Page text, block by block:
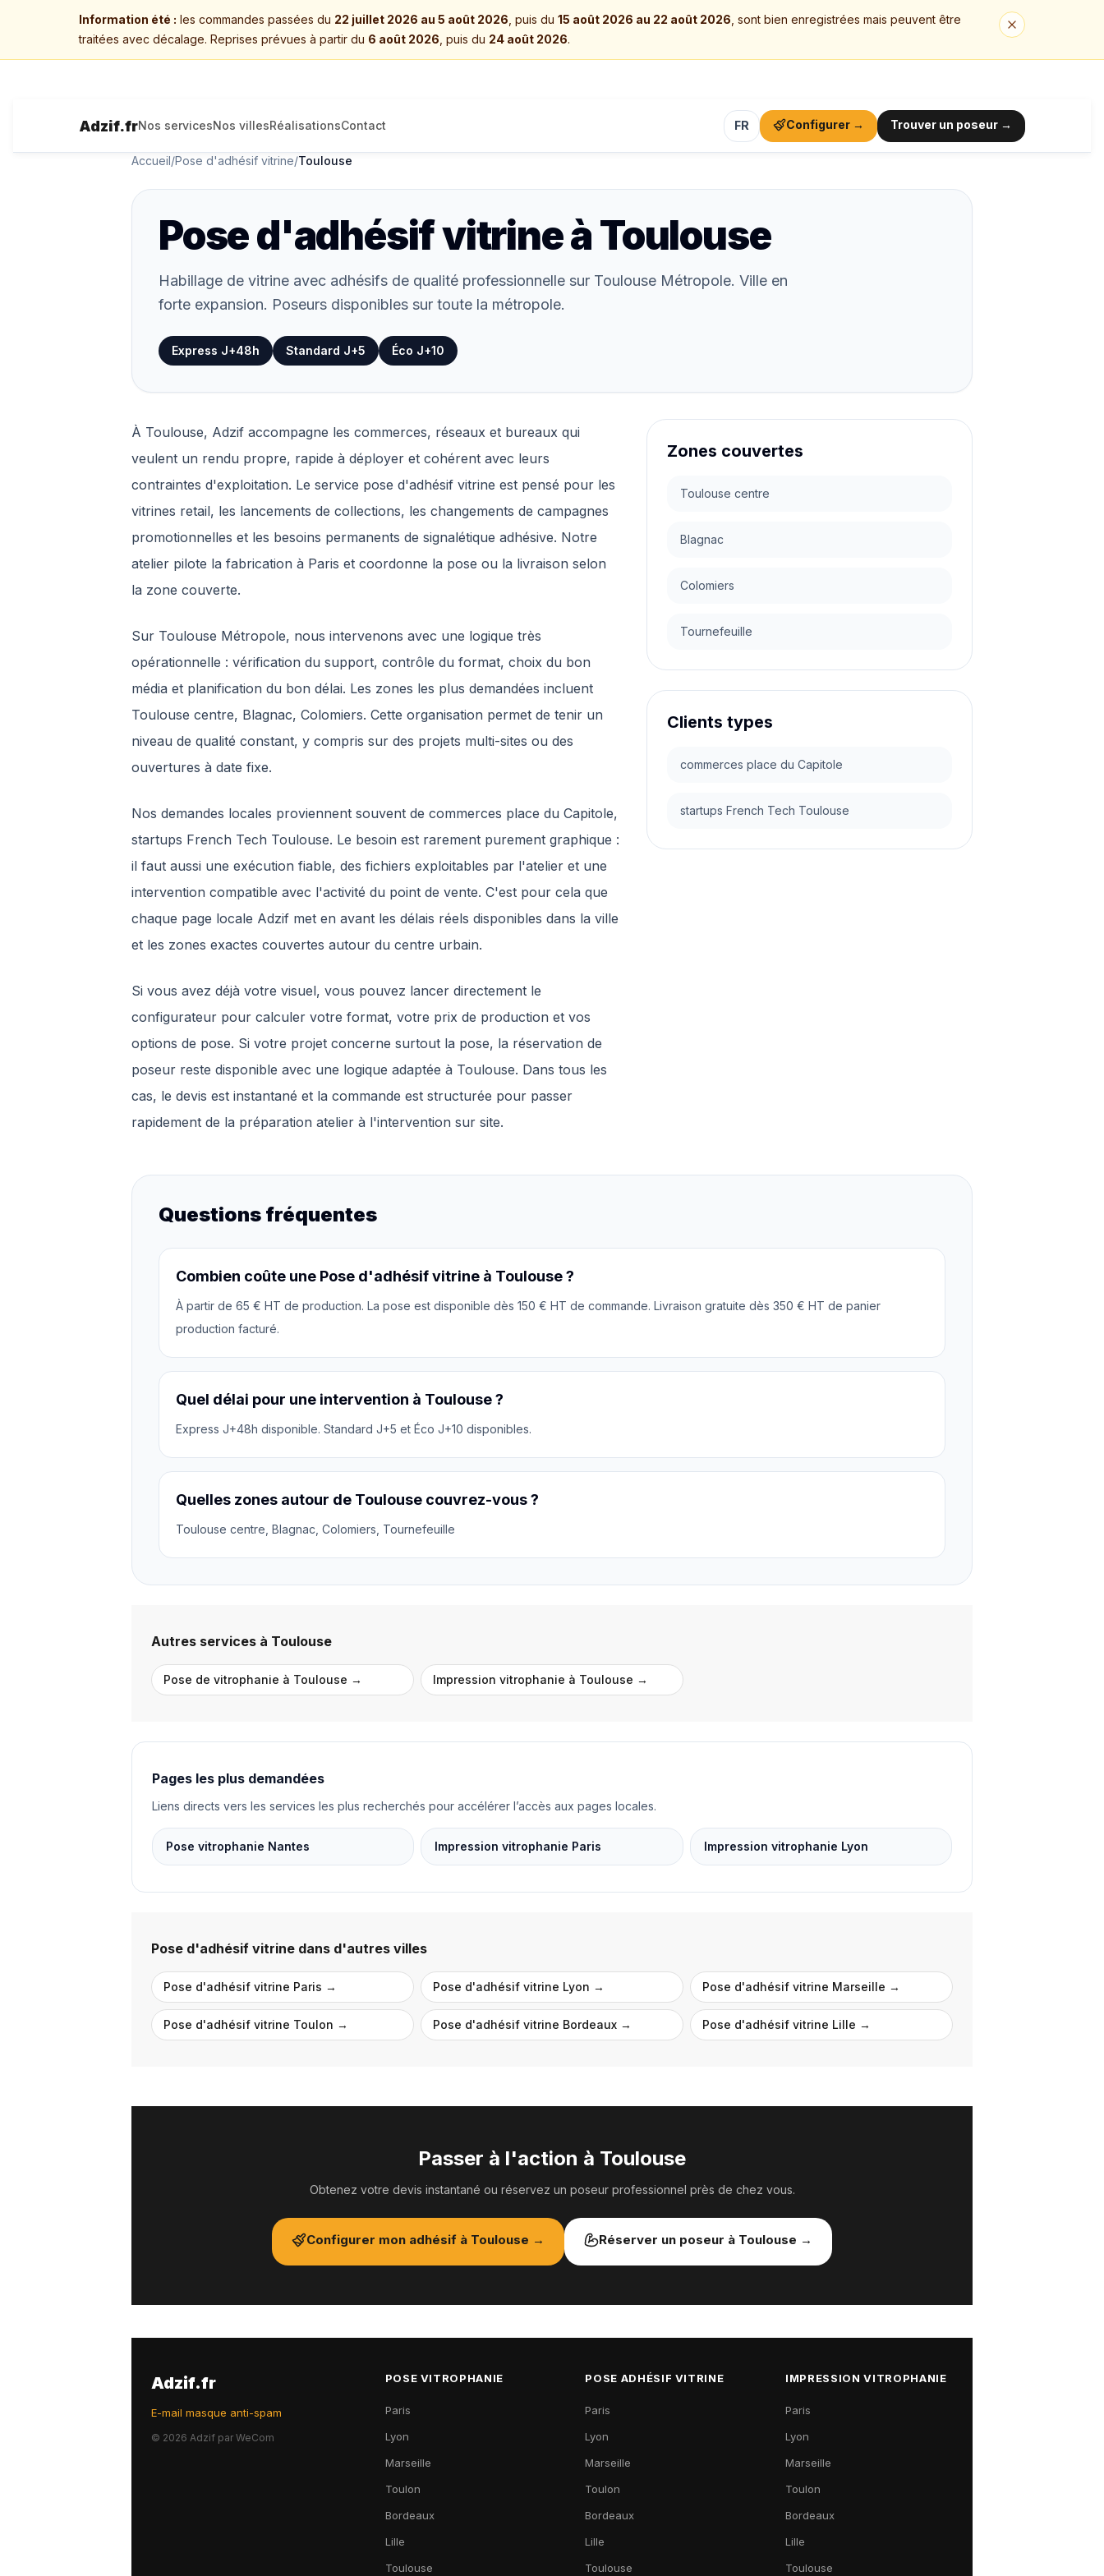
Information été : les commandes passées du 22 juillet 2026 au 5 août 2026 , puis du 15 août 2026 au 22 août 2026 , sont bien enregistrées mais peuvent être
traitées avec décalage. Reprises prévues à partir du 6 août 2026 , puis du 24 août 2026.
Adzif.frNos servicesNos villesRéalisationsContact FR Configurer → Trouver un poseur →
Accueil/Pose d'adhésif vitrine/Toulouse
Pose d'adhésif vitrineàToulouse
Habillage de vitrine avec adhésifs de qualité professionnelle sur Toulouse Métropole. Ville en
forte expansion. Poseurs disponibles sur toute la métropole.
Express J+48h Standard J+5 Éco J+10
À Toulouse, Adzif accompagne les commerces, réseaux et bureaux qui
veulent un rendu propre, rapide à déployer et cohérent avec leurs
contraintes d'exploitation. Le service pose d'adhésif vitrine est pensé pour les
vitrines retail, les lancements de collections, les changements de campagnes
promotionnelles et les besoins permanents de signalétique adhésive. Notre
atelier pilote la fabrication à Paris et coordonne la pose ou la livraison selon
la zone couverte.
Sur Toulouse Métropole, nous intervenons avec une logique très
opérationnelle : vérification du support, contrôle du format, choix du bon
média et planification du bon délai. Les zones les plus demandées incluent
Toulouse centre, Blagnac, Colomiers. Cette organisation permet de tenir un
niveau de qualité constant, y compris sur des projets multi-sites ou des
ouvertures à date fixe.
Nos demandes locales proviennent souvent de commerces place du Capitole,
startups French Tech Toulouse. Le besoin est rarement purement graphique :
il faut aussi une exécution fiable, des fichiers exploitables par l'atelier et une
intervention compatible avec l'activité du point de vente. C'est pour cela que
chaque page locale Adzif met en avant les délais réels disponibles dans la ville
et les zones exactes couvertes autour du centre urbain.
Si vous avez déjà votre visuel, vous pouvez lancer directement le
configurateur pour calculer votre format, votre prix de production et vos
options de pose. Si votre projet concerne surtout la pose, la réservation de
poseur reste disponible avec une logique adaptée à Toulouse. Dans tous les
cas, le devis est instantané et la commande est structurée pour passer
rapidement de la préparation atelier à l'intervention sur site.
Zones couvertes
Toulouse centre
Blagnac
Colomiers
Tournefeuille
Clients types
commerces place du Capitole
startups French Tech Toulouse
Questions fréquentes
Combien coûte une Pose d'adhésif vitrine à Toulouse ?
À partir de 65 € HT de production. La pose est disponible dès 150 € HT de commande. Livraison gratuite dès 350 € HT de panier
production facturé.
Quel délai pour une intervention à Toulouse ?
Express J+48h disponible. Standard J+5 et Éco J+10 disponibles.
Quelles zones autour de Toulouse couvrez-vous ?
Toulouse centre, Blagnac, Colomiers, Tournefeuille
Autres services à Toulouse
Pose de vitrophanie à Toulouse → Impression vitrophanie à Toulouse →
Pages les plus demandées
Liens directs vers les services les plus recherchés pour accélérer l’accès aux pages locales.
Pose vitrophanie Nantes Impression vitrophanie Paris Impression vitrophanie Lyon
Pose d'adhésif vitrine dans d'autres villes
Pose d'adhésif vitrine Paris → Pose d'adhésif vitrine Lyon → Pose d'adhésif vitrine Marseille →
Pose d'adhésif vitrine Toulon → Pose d'adhésif vitrine Bordeaux → Pose d'adhésif vitrine Lille →
Passer à l'action à Toulouse
Obtenez votre devis instantané ou réservez un poseur professionnel près de chez vous.
Configurer mon adhésif à Toulouse → Réserver un poseur à Toulouse →
Adzif.fr
E-mail masque anti-spam
© 2026 Adzif par WeCom
POSE VITROPHANIE
Paris
Lyon
Marseille
Toulon
Bordeaux
Lille
Toulouse
POSE ADHÉSIF VITRINE
Paris
Lyon
Marseille
Toulon
Bordeaux
Lille
Toulouse
IMPRESSION VITROPHANIE
Paris
Lyon
Marseille
Toulon
Bordeaux
Lille
Toulouse